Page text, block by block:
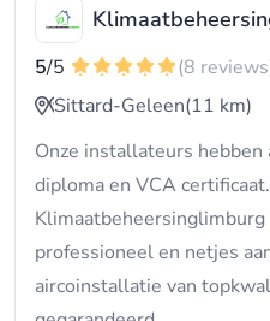
5/5
(8
Sittard-Geleen(11 km)
Onze installateurs hebben
diploma en VCA
professioneel en netjes
aircoinstallatie van